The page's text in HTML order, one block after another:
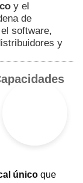
y el
de
software,
y
único que